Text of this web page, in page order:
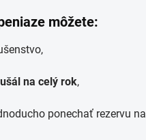
môžete:
na celý rok,
ponechať rezervu